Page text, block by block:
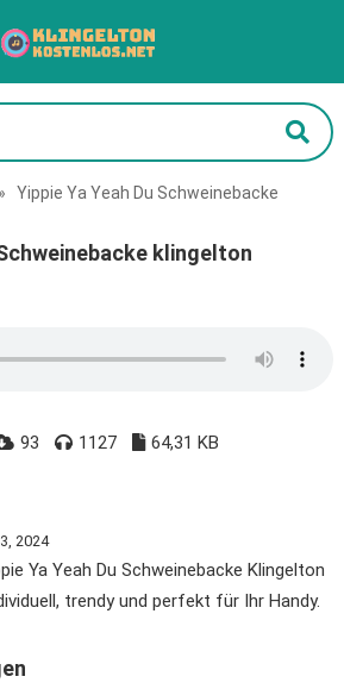
» Yippie Ya Yeah Du Schweinebacke
klingelton
93 1127 64,31 KB
2024
Ya Yeah Du Schweinebacke Klingelton
trendy und perfekt für Ihr Handy.